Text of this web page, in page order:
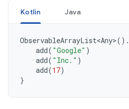
Kotlin Java
ObservableArrayList<Any>().
add( "Google" )
add( "Inc." )
add(17)
}